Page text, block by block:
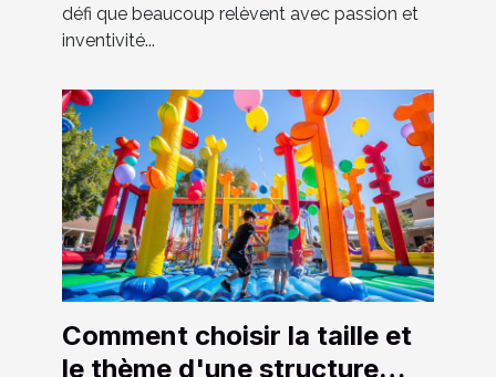
défi que beaucoup relèvent avec passion et
inventivité...
Comment choisir la taille et
le thème d'une structure